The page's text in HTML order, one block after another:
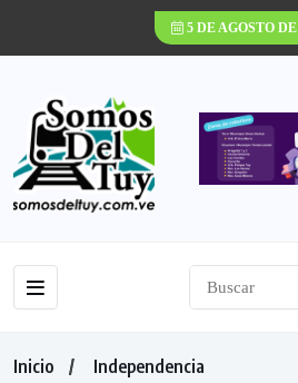
5 DE AGOSTO DE
Inicio
Independencia